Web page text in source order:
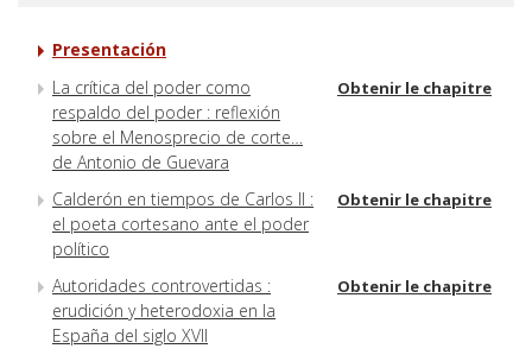
Presentación
La crítica del poder como
respaldo del poder : reflexión
sobre el Menosprecio de corte…
de Antonio de Guevara
Obtenir le chapitre
Calderón en tiempos de Carlos II :
el poeta cortesano ante el poder
político
Obtenir le chapitre
Autoridades controvertidas :
erudición y heterodoxia en la
España del siglo XVII
Obtenir le chapitre